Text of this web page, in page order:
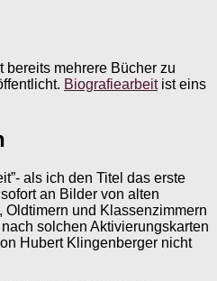
bereits mehrere Bücher zu
Biografiearbeitist eins
als ich den Titel das erste
an Bilder von alten
Oldtimern und Klassenzimmern
solchen Aktivierungskarten
Hubert Klingenberger nicht